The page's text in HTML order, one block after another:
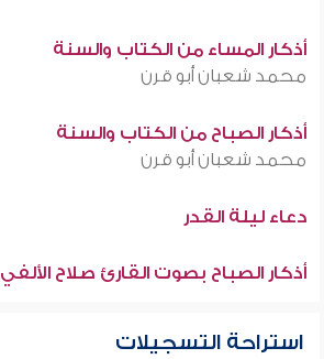
أذكار المساء من الكتاب والسنة
محمد شعبان أبو قرن
أذكار الصباح من الكتاب والسنة
محمد شعبان أبو قرن
دعاء ليلة القدر
أذكار الصباح بصوت القارئ صلاح الألفي
استراحة التسجيلات